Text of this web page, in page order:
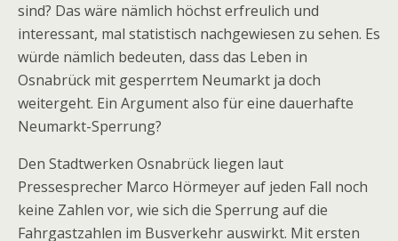
sind? Das wäre nämlich höchst erfreulich und
interessant, mal statistisch nachgewiesen zu sehen. Es
würde nämlich bedeuten, dass das Leben in
Osnabrück mit gesperrtem Neumarkt ja doch
weitergeht. Ein Argument also für eine dauerhafte
Neumarkt-Sperrung?
Den Stadtwerken Osnabrück liegen laut
Pressesprecher Marco Hörmeyer auf jeden Fall noch
keine Zahlen vor, wie sich die Sperrung auf die
Fahrgastzahlen im Busverkehr auswirkt. Mit ersten